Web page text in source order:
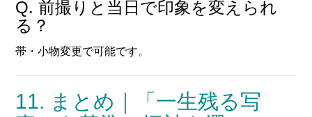
Q. 前撮りと当日で印象を変えられ
る？
帯・小物変更で可能です。
11. まとめ｜「一生残る写